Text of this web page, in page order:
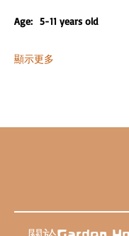
Age:  5-11 years old
顯示更多